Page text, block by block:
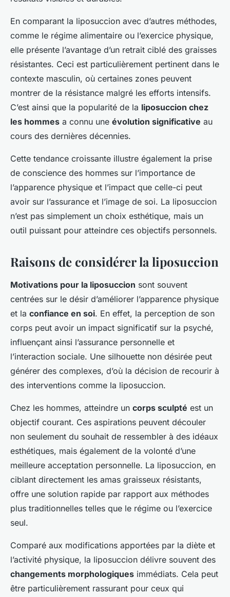
En comparant la liposuccion avec d’autres méthodes,
comme le régime alimentaire ou l’exercice physique,
elle présente l’avantage d’un retrait ciblé des graisses
résistantes. Ceci est particulièrement pertinent dans le
contexte masculin, où certaines zones peuvent
montrer de la résistance malgré les efforts intensifs.
C’est ainsi que la popularité de la liposuccion chez
les hommes a connu une évolution significative au
cours des dernières décennies.
Cette tendance croissante illustre également la prise
de conscience des hommes sur l’importance de
l’apparence physique et l’impact que celle-ci peut
avoir sur l’assurance et l’image de soi. La liposuccion
n’est pas simplement un choix esthétique, mais un
outil puissant pour atteindre ces objectifs personnels.
Raisons de considérer la liposuccion
Motivations pour la liposuccion sont souvent
centrées sur le désir d’améliorer l’apparence physique
et la confiance en soi. En effet, la perception de son
corps peut avoir un impact significatif sur la psyché,
influençant ainsi l’assurance personnelle et
l’interaction sociale. Une silhouette non désirée peut
générer des complexes, d’où la décision de recourir à
des interventions comme la liposuccion.
Chez les hommes, atteindre un corps sculpté est un
objectif courant. Ces aspirations peuvent découler
non seulement du souhait de ressembler à des idéaux
esthétiques, mais également de la volonté d’une
meilleure acceptation personnelle. La liposuccion, en
ciblant directement les amas graisseux résistants,
offre une solution rapide par rapport aux méthodes
plus traditionnelles telles que le régime ou l’exercice
seul.
Comparé aux modifications apportées par la diète et
l’activité physique, la liposuccion délivre souvent des
changements morphologiques immédiats. Cela peut
être particulièrement rassurant pour ceux qui